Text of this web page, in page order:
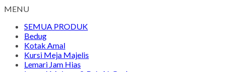
MENU
SEMUA PRODUK
Bedug
Kotak Amal
Kursi Meja Majelis
Lemari Jam Hias